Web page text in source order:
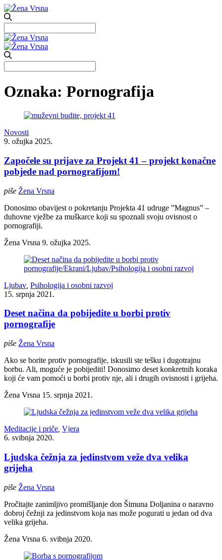
for:
for:
Oznaka: Pornografija
Novosti
9. ožujka 2025.
Započele su prijave za Projekt 41 – projekt konačne
pobjede nad pornografijom!
piše Žena Vrsna
Donosimo obavijest o pokretanju Projekta 41 udruge ”Magnus” –
duhovne vježbe za muškarce koji su spoznali svoju ovisnost o
pornografiji.
Žena Vrsna 9. ožujka 2025.
Ljubav Psihologija i osobni razvoj
15. srpnja 2021.
Deset načina da pobijedite u borbi protiv
pornografije
piše Žena Vrsna
Ako se borite protiv pornografije, iskusili ste tešku i dugotrajnu
borbu. Ali, moguće je pobijediti! Donosimo deset konkretnih koraka
koji će vam pomoći u borbi protiv nje, ali i drugih ovisnosti i grijeha.
Žena Vrsna 15. srpnja 2021.
Meditacije i priče Vjera
6. svibnja 2020.
Ljudska čežnja za jedinstvom veže dva velika
grijeha
piše Žena Vrsna
Pročitajte zanimljivo promišljanje don Šimuna Doljanina o naravno
dobroj čežnji za jedinstvom koja nas može pogurati u jedan od dva
velika grijeha.
Žena Vrsna 6. svibnja 2020.